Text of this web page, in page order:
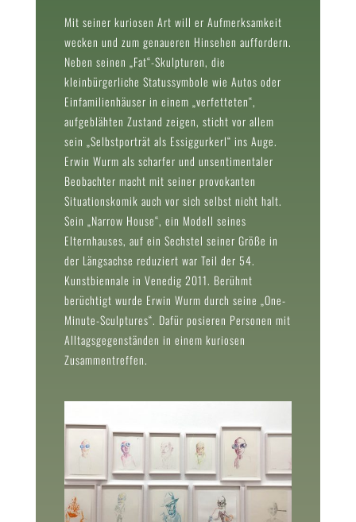
Mit seiner kuriosen Art will er Aufmerksamkeit
wecken und zum genaueren Hinsehen auffordern.
Neben seinen „Fat“-Skulpturen, die
kleinbürgerliche Statussymbole wie Autos oder
Einfamilienhäuser in einem „verfetteten“,
aufgeblähten Zustand zeigen, sticht vor allem
sein „Selbstporträt als Essiggurkerl“ ins Auge.
Erwin Wurm als scharfer und unsentimentaler
Beobachter macht mit seiner provokanten
Situationskomik auch vor sich selbst nicht halt.
Sein „Narrow House“, ein Modell seines
Elternhauses, auf ein Sechstel seiner Größe in
der Längsachse reduziert war Teil der 54.
Kunstbiennale in Venedig 2011. Berühmt
berüchtigt wurde Erwin Wurm durch seine „One-
Minute-Sculptures“. Dafür posieren Personen mit
Alltagsgegenständen in einem kuriosen
Zusammentreffen.